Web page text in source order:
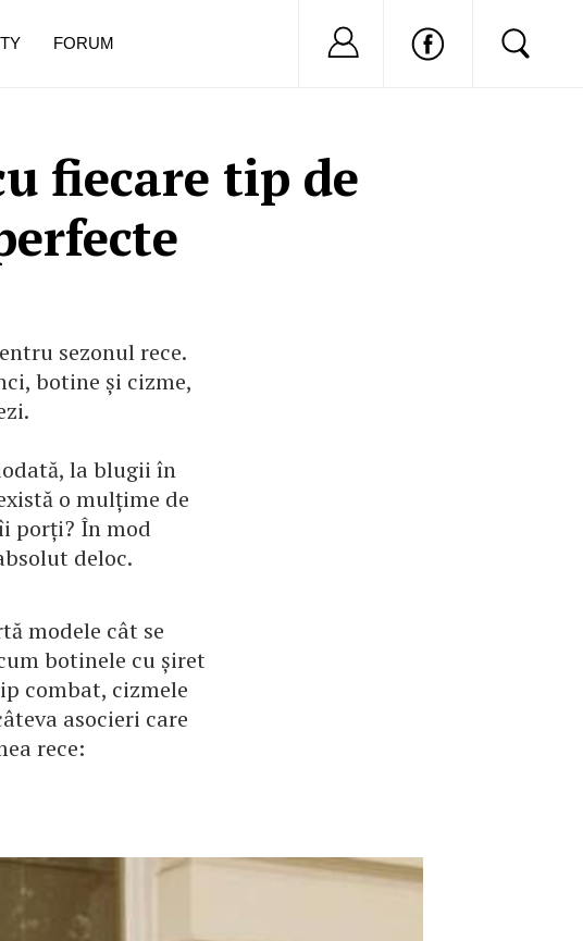
fiecare tip de
sezonul rece.
botine și cizme,
la blugii în
o mulțime de
porți? În mod
deloc.
modele cât se
botinele cu șiret
combat, cizmele
asocieri care
rece:
FORUM Nu ai cont?